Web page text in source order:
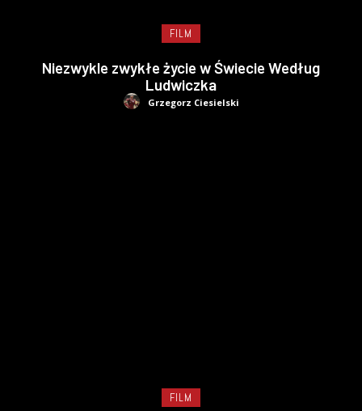
FILM
Niezwykle zwykłe życie w Świecie Według
Ludwiczka
Grzegorz Ciesielski
FILM